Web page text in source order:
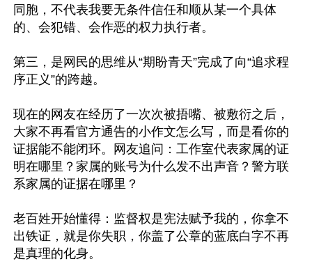
同胞，不代表我要无条件信任和顺从某一个具体
的、会犯错、会作恶的权力执行者。
第三，是网民的思维从“期盼青天”完成了向“追求程
序正义”的跨越。
现在的网友在经历了一次次被捂嘴、被敷衍之后，
大家不再看官方通告的小作文怎么写，而是看你的
证据能不能闭环。网友追问：工作室代表家属的证
明在哪里？家属的账号为什么发不出声音？警方联
系家属的证据在哪里？
老百姓开始懂得：监督权是宪法赋予我的，你拿不
出铁证，就是你失职，你盖了公章的蓝底白字不再
是真理的化身。